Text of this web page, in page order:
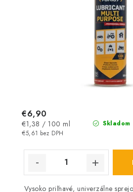
Skladom
€5,61 bez DPH
€6,90
Jednotková
cena:
€1,38 / 100 ml
Vysoko priľnavé, univerzálne